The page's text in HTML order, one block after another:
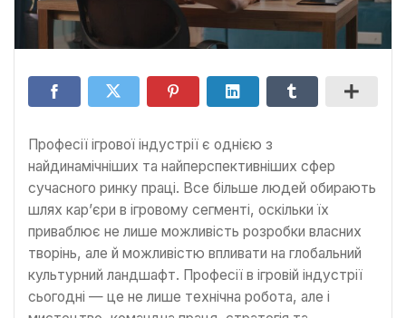
Професії ігрової індустрії є однією з
найдинамічніших та найперспективніших сфер
сучасного ринку праці. Все більше людей обирають
шлях кар’єри в ігровому сегменті, оскільки їх
приваблює не лише можливість розробки власних
творінь, але й можливістю впливати на глобальний
культурний ландшафт. Професії в ігровій індустрії
сьогодні — це не лише технічна робота, але і